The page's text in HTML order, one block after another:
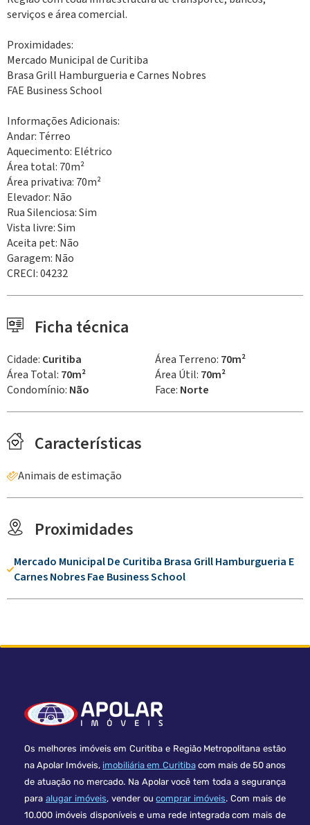
serviços e área comercial.
Proximidades:
Mercado Municipal de Curitiba
Brasa Grill Hamburgueria e Carnes Nobres
FAE Business School
Informações Adicionais:
Andar: Térreo
Aquecimento: Elétrico
Área total: 70m²
Área privativa: 70m²
Elevador: Não
Rua Silenciosa: Sim
Vista livre: Sim
Aceita pet: Não
Garagem: Não
CRECI: 04232
Ficha técnica
Cidade: Curitiba Área Terreno: 70m²
Área Total: 70m² Área Útil: 70m²
Condomínio: Não Face: Norte
Características
Animais de estimação
Proximidades
Mercado Municipal De Curitiba Brasa Grill Hamburgueria E
Carnes Nobres Fae Business School
Os melhores imóveis em Curitiba e Região Metropolitana estão
na Apolar Imóveis, imobiliária em Curitibacom mais de 50 anos
de atuação no mercado. Na Apolar você tem toda a segurança
para alugar imóveis, vender oucomprar imóveis. Com mais de
10.000 imóveis disponíveis e uma rede integrada com mais de